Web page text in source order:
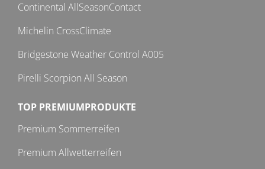
Continental AllSeasonContact
Michelin CrossClimate
Bridgestone Weather Control A005
Pirelli Scorpion All Season
TOP PREMIUMPRODUKTE
Premium Sommerreifen
Premium Allwetterreifen